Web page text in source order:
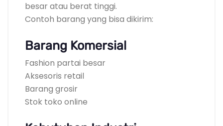
besar atau berat tinggi.
Contoh barang yang bisa dikirim:
Barang Komersial
Fashion partai besar
Aksesoris retail
Barang grosir
Stok toko online